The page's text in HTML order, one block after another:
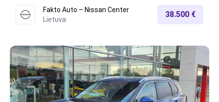
Fakto Auto – Nissan Center
Lietuva
38.500 €